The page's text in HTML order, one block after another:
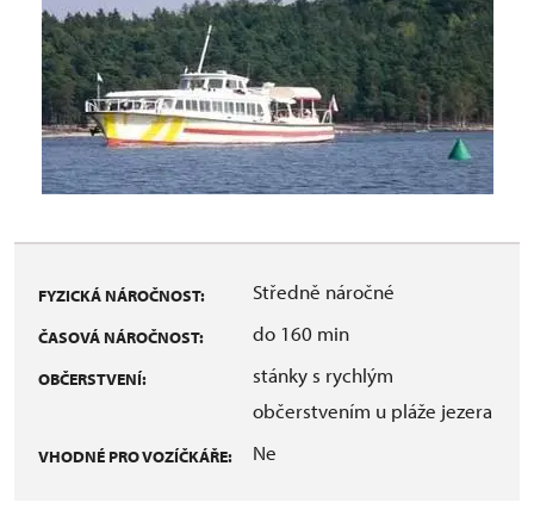
FYZICKÁ NÁROČNOST: Středně náročné
ČASOVÁ NÁROČNOST: do 160 min
OBČERSTVENÍ:
stánky s rychlým
občerstvením u pláže jezera
VHODNÉ PRO VOZÍČKÁŘE: Ne